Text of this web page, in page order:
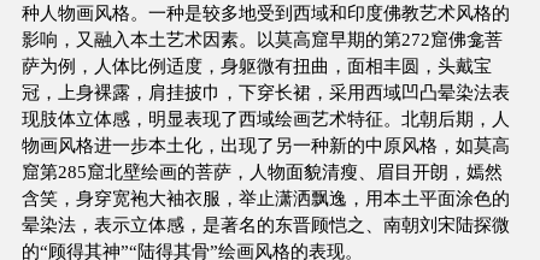
种人物画风格。一种是较多地受到西域和印度佛教艺术风格的
影响，又融入本土艺术因素。以莫高窟早期的第272窟佛龛菩
萨为例，人体比例适度，身躯微有扭曲，面相丰圆，头戴宝
冠，上身裸露，肩挂披巾，下穿长裙，采用西域凹凸晕染法表
现肢体立体感，明显表现了西域绘画艺术特征。北朝后期，人
物画风格进一步本土化，出现了另一种新的中原风格，如莫高
窟第285窟北壁绘画的菩萨，人物面貌清瘦、眉目开朗，嫣然
含笑，身穿宽袍大袖衣服，举止潇洒飘逸，用本土平面涂色的
晕染法，表示立体感，是著名的东晋顾恺之、南朝刘宋陆探微
的“顾得其神”“陆得其骨”绘画风格的表现。